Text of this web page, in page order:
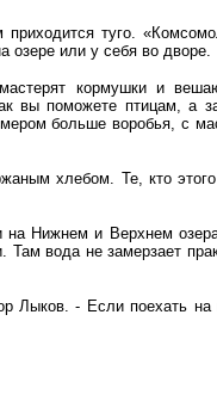
туго.
озере или у себя во дворе.
кормушки и
вы поможете птицам, а
больше воробья, с
хлебом. Те, кто
Нижнем и Верхнем
вода не замерзает
Лыков. - Если поехать